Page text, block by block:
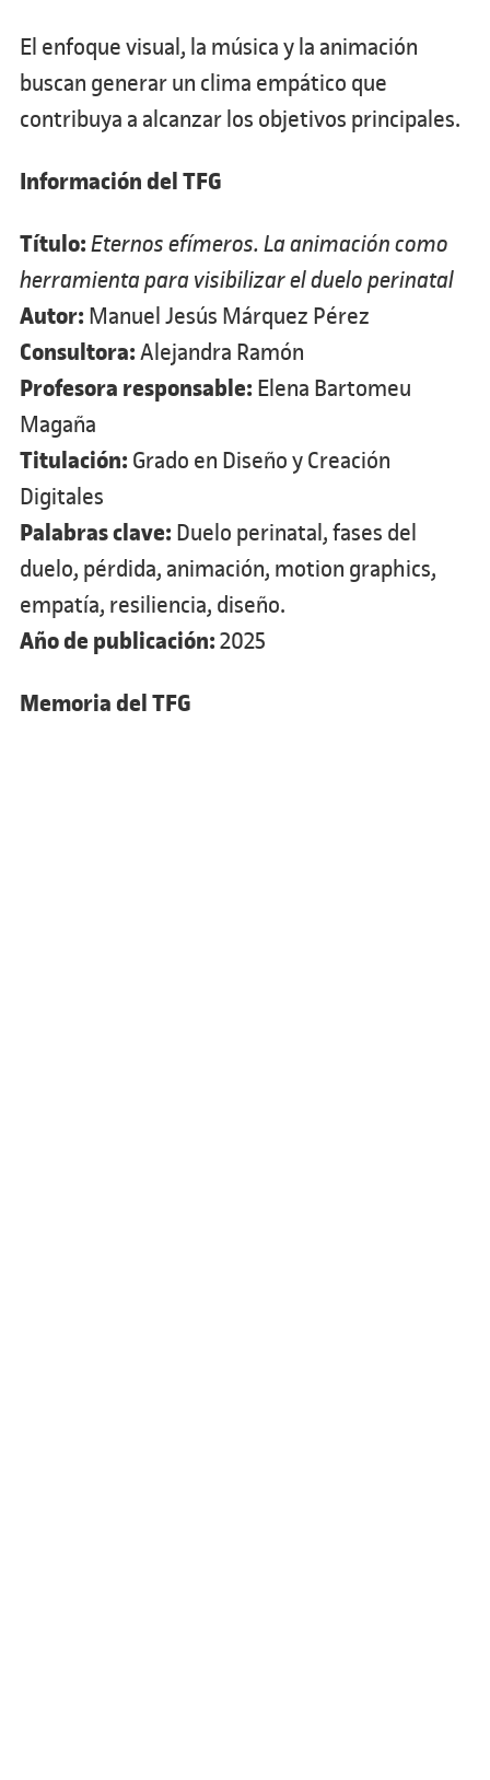
El enfoque visual, la música y la animación
buscan generar un clima empático que
contribuya a alcanzar los objetivos principales.
Información del TFG
Título:Eternos efímeros. La animación como
herramienta para visibilizar el duelo perinatal
Autor: Manuel Jesús Márquez Pérez
Consultora:Alejandra Ramón
Profesora responsable: Elena Bartomeu
Magaña
Titulación: Grado en Diseño y Creación
Digitales
Palabras clave: Duelo perinatal, fases del
duelo, pérdida, animación, motion graphics,
empatía, resiliencia, diseño.
Año de publicación:2025
Memoria del TFG